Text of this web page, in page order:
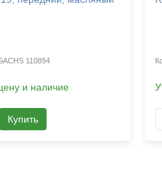
110894
и наличие
Купить